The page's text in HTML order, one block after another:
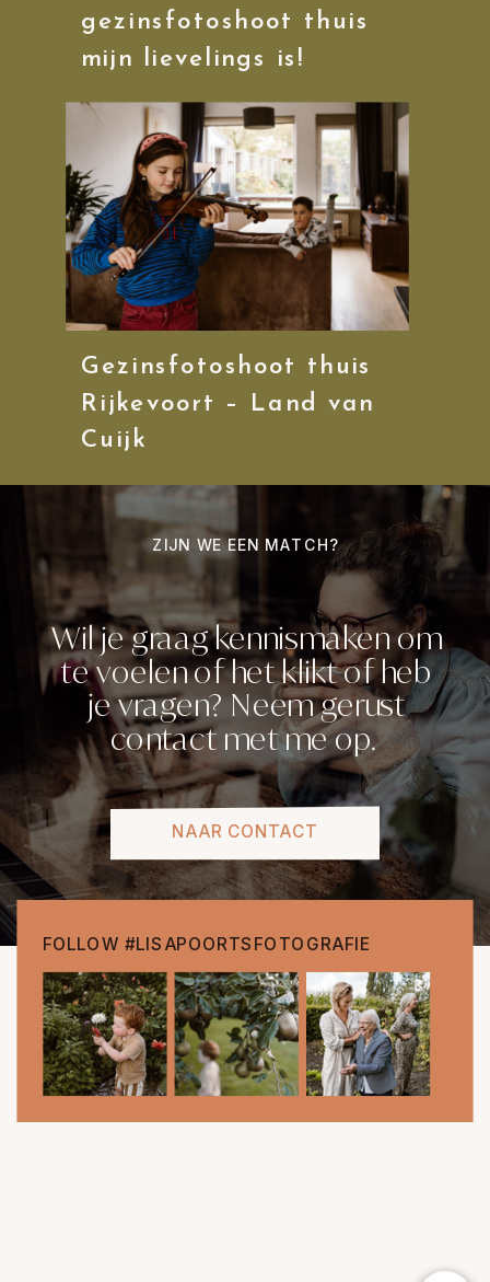
gezinsfotoshoot thuis
mijn lievelings is!
Gezinsfotoshoot thuis
Rijkevoort – Land van
Cuijk
ZIJN WE EEN MATCH?
Wil je graag kennismaken om
te voelen of het klikt of heb
je vragen? Neem gerust
contact met me op.
NAAR CONTACT
FOLLOW #LISAPOORTSFOTOGRAFIE